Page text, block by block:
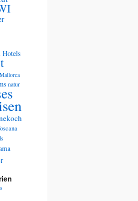
Hotels
Mallorca
natur